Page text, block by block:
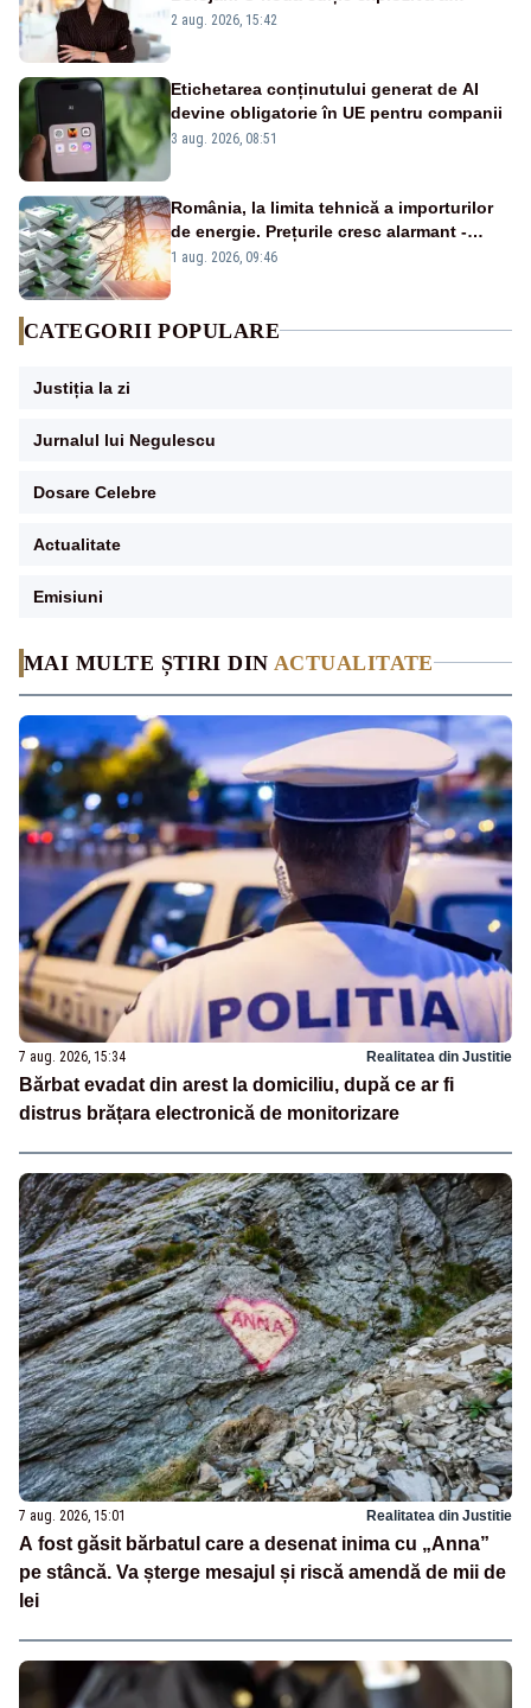
MAI MULTE ȘTIRI DIN ACTUALITATE
7 aug. 2026, 15:34 Realitatea din Justitie
Bărbat evadat din arest la domiciliu, după ce ar fi
distrus brățara electronică de monitorizare
7 aug. 2026, 15:01 Realitatea din Justitie
A fost găsit bărbatul care a desenat inima cu „Anna”
pe stâncă. Va șterge mesajul și riscă amendă de mii de
lei
emisiunii „Miza Zilei” la Realitatea PLUS
2 aug. 2026, 15:42
Etichetarea conținutului generat de AI
devine obligatorie în UE pentru companii
3 aug. 2026, 08:51
România, la limita tehnică a importurilor
de energie. Prețurile cresc alarmant -
Analiză Realitatea Plus
1 aug. 2026, 09:46
CATEGORII POPULARE
Justiția la zi
Jurnalul lui Negulescu
Dosare Celebre
Actualitate
Emisiuni